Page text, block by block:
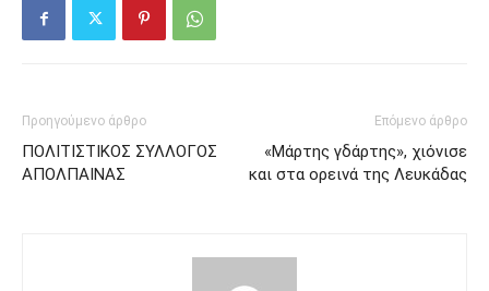
Προηγούμενο άρθρο
ΠΟΛΙΤΙΣΤΙΚΟΣ ΣΥΛΛΟΓΟΣ
ΑΠΟΛΠΑΙΝΑΣ
Επόμενο άρθρο
«Μάρτης γδάρτης», χιόνισε
και στα ορεινά της Λευκάδας